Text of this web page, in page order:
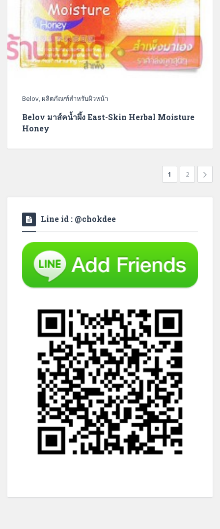
Belov,ผลิตภัณฑ์สำหรับผิวหน้า
Belov มาส์คน้ำผึ้ง East-Skin Herbal Moisture
Honey
1 2
Line id : @chokdee